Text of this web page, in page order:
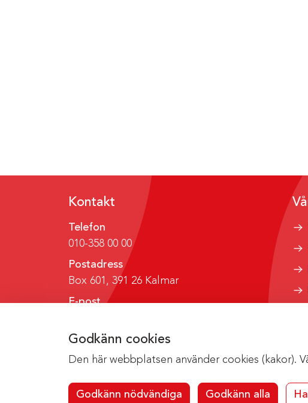
Godkänn cookies
Den här webbplatsen använder cookies (kakor).
Godkänn nödvändiga Godkänn alla
Kontakt
Telefon
010-358 00 00
Postadress
Box 601, 391 26 Kalmar
E-post